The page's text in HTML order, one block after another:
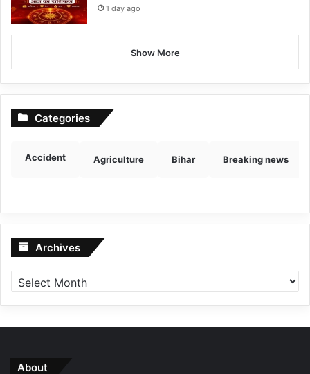
1 day ago
Show More
Categories
Accident Agriculture Bihar Breaking news
Archives Archives
About